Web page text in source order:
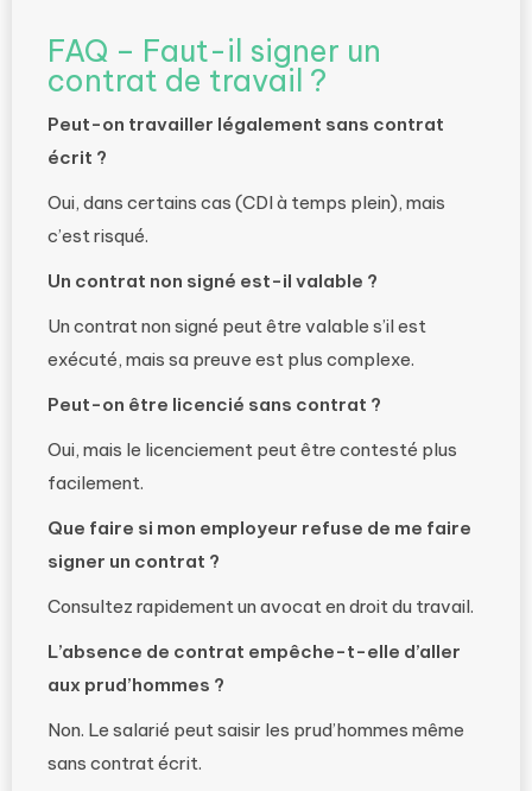
FAQ – Faut-il signer un
contrat de travail ?
Peut-on travailler légalement sans contrat
écrit ?
Oui, dans certains cas (CDI à temps plein), mais
c’est risqué.
Un contrat non signé est-il valable ?
Un contrat non signé peut être valable s’il est
exécuté, mais sa preuve est plus complexe.
Peut-on être licencié sans contrat ?
Oui, mais le licenciement peut être contesté plus
facilement.
Que faire si mon employeur refuse de me faire
signer un contrat ?
Consultez rapidement un avocat en droit du travail.
L’absence de contrat empêche-t-elle d’aller
aux prud’hommes ?
Non. Le salarié peut saisir les prud’hommes même
sans contrat écrit.